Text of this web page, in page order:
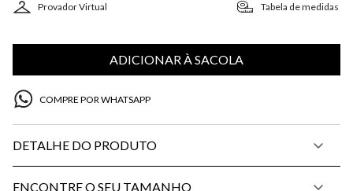
Provador Virtual Tabela de medidas
ADICIONAR À SACOLA
COMPRE POR WHATSAPP
DETALHE DO PRODUTO
ENCONTRE O SEU TAMANHO